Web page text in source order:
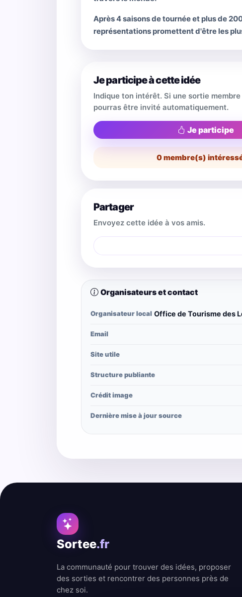
Après 4 saisons de tournée et plus de
représentations promettent d'être les
Je participe à cette idée
Indique ton intérêt. Si une sortie
pourras être invité automatiquement.
Je participe
0membre(s)
Partager
Envoyez cette idée à vos amis.
Organisateurs et contact
Organisateur local Office de Tourisme des
Email
Site utile
Structure publiante
Crédit image
Dernière mise à jour source
Sortee.fr
La communauté pour trouver des idées, proposer
des sorties et rencontrer des personnes près de
chez soi.